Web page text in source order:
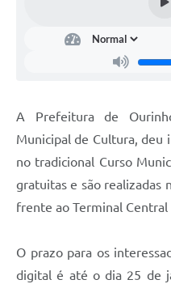
A Prefeitura de
Municipal de Cultura, deu
no tradicional Curso
gratuitas e são realizadas
frente ao Terminal Central
O prazo para os
digital é até o dia 25 de